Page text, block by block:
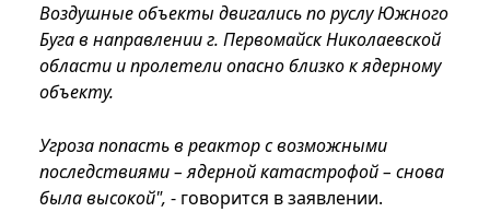
Воздушные объекты двигались по руслу Южного
Буга в направлении г. Первомайск Николаевской
области и пролетели опасно близко к ядерному
объекту.
Угроза попасть в реактор с возможными
последствиями – ядерной катастрофой – снова
была высокой", - говорится в заявлении.